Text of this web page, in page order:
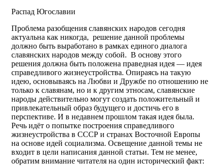
Распад Югославии
Проблема разобщения славянских народов сегодня
актуальна как никогда, решение данной проблемы
должно быть выработано в рамках единого диалога
славянских народов между собой. В основу этого
решения должна быть положена праведная идея — идея
справедливого жизнеустройства. Опираясь на такую
идею, основываясь на Любви и Дружбе по отношению не
только к славянам, но и к другим этносам, славянские
народы действительно могут создать положительный и
привлекательный образ будущего и достичь его в
перспективе. И в недавнем прошлом такая идея была.
Речь идёт о попытке построения справедливого
жизнеустройства в СССР и странах Восточной Европы
на основе идей социализма. Освещение данной темы не
входит в цели написания данной статьи. Тем не менее,
обратим внимание читателя на один исторический факт: